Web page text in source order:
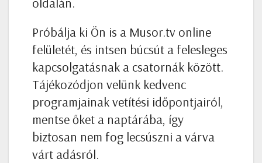
Próbálja ki Ön is a Musor.tv online
felületét, és intsen búcsút a felesleges
kapcsolgatásnak a csatornák között.
Tájékozódjon velünk kedvenc
programjainak vetítési időpontjairól,
mentse őket a naptárába, így
biztosan nem fog lecsúszni a várva
várt adásról.